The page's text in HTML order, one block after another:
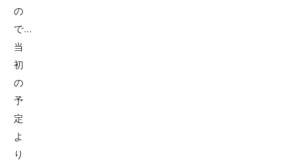
の
で…
当
初
の
予
定
よ
り